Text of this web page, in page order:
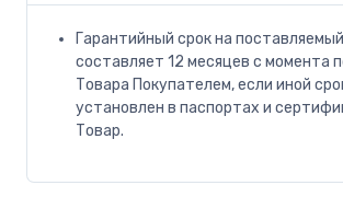
Гарантийный срок на
составляет 12 месяцев с момента
Товара Покупателем, если иной
установлен в паспортах и
Товар.